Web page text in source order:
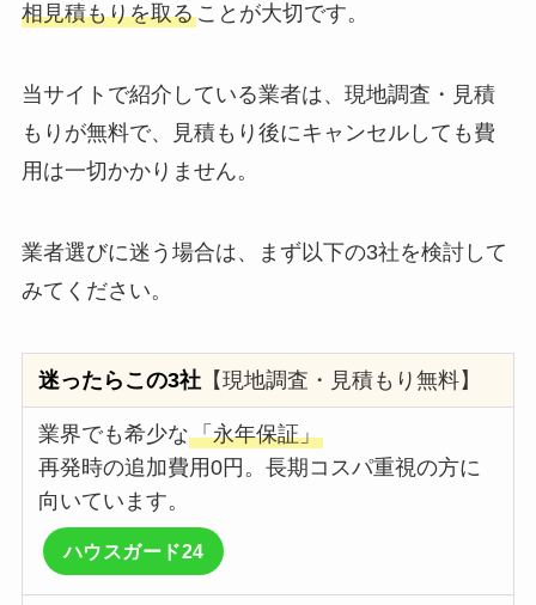
相見積もりを取ることが大切です。
当サイトで紹介している業者は、現地調査・見積
もりが無料で、見積もり後にキャンセルしても費
用は一切かかりません。
業者選びに迷う場合は、まず以下の3社を検討して
みてください。
迷ったらこの3社 【現地調査・見積もり無料】
業界でも希少な「永年保証」
再発時の追加費用0円。長期コスパ重視の方に
向いています。
ハウスガード24